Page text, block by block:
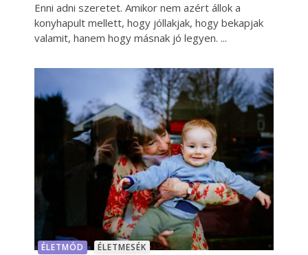
Enni adni szeretet. Amikor nem azért állok a
konyhapult mellett, hogy jóllakjak, hogy bekapjak
valamit, hanem hogy másnak jó legyen.
ÉLETMÓD ÉLETMESÉK